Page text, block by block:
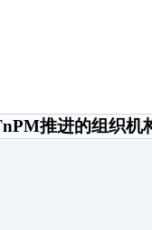
推进的组织机